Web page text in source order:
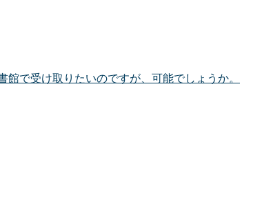
で受け取りたいのですが、可能でしょうか。